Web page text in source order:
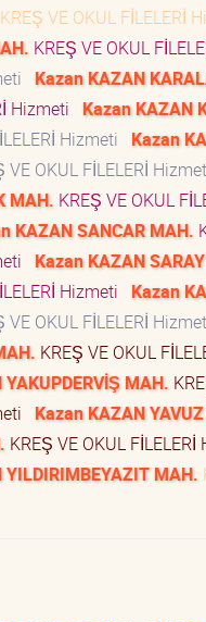
KREŞ VE OKUL FİLELERİ
KREŞ VE OKUL
Kazan KAZAN
Hizmeti
Kazan KAZAN
Hizmeti Kazan
VE OKUL FİLELERİ
MAH. KREŞ VE OKUL
KAZAN SANCAR MAH.
Kazan KAZAN
Hizmeti Kazan
VE OKUL FİLELERİ
KREŞ VE OKUL
MAH.
Kazan KAZAN
KREŞ VE OKUL FİLELERİ
MAH.